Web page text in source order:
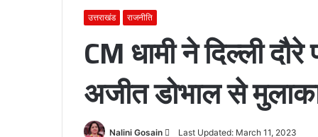
उत्तराखंड राजनीति
CM धामी ने दिल्ली
अजीत डोभाल से
Nalini Gosain
Send
Last Updated: March 11, 2023
क्षेत्र
में
तिहरे